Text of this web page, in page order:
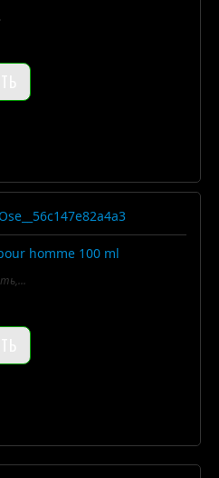
homme 100 ml